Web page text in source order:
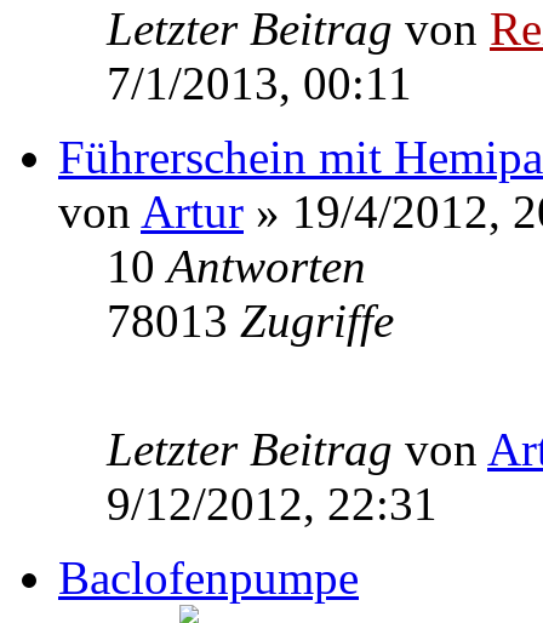
Letzter Beitrag von
7/1/2013, 00:11
Führerschein mit
von Artur » 19/4/2012,
10Antworten
78013 Zugriffe
Letzter Beitrag von
9/12/2012, 22:31
Baclofenpumpe